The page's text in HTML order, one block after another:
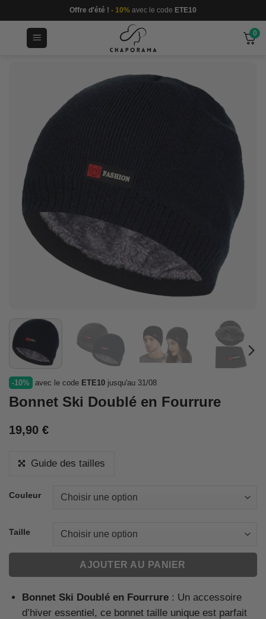
au
contenu
Offre d'été ! - 10% avec le code ETE10
0
-10% avec le code ETE10 jusqu'au 31/08
Bonnet Ski Doublé en Fourrure
19,90 €
Guide des tailles
Couleur
Taille
AJOUTER AU PANIER
Bonnet Ski Doublé en Fourrure: Un accessoire
d’hiver essentiel, ce bonnet taille unique est parfait